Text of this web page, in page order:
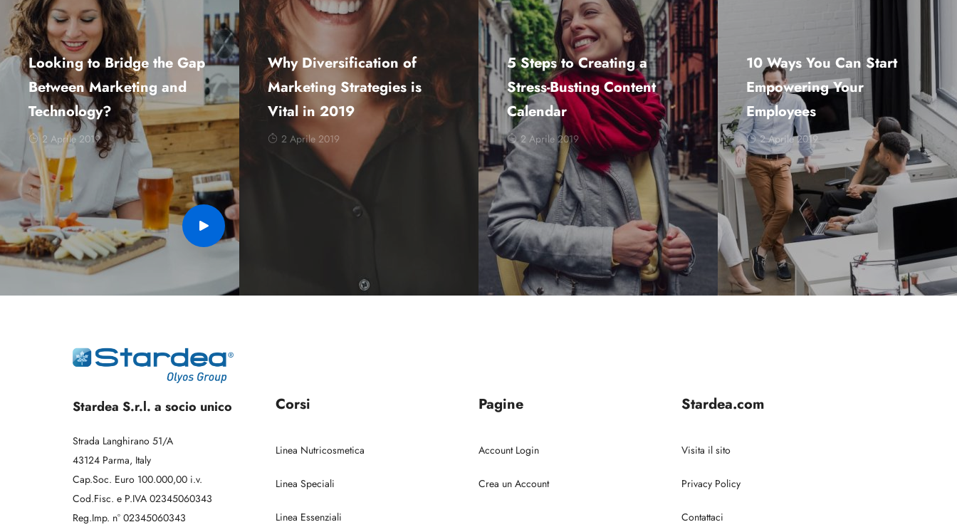
Looking to Bridge the Gap
Between Marketing and
Technology?
2 Aprile 2019
Why Diversification of
Marketing Strategies is
Vital in 2019
2 Aprile 2019
5 Steps to Creating a
Stress-Busting Content
Calendar
2 Aprile 2019
10 Ways You Can Start
Empowering Your
Employees
2 Aprile 2019
Stardea S.r.l. a socio unico
Strada Langhirano 51/A
43124 Parma, Italy
Cap.Soc. Euro 100.000,00 i.v.
Cod.Fisc. e P.IVA 02345060343
Reg.Imp. n° 02345060343
Corsi
Linea Nutricosmetica
Linea Speciali
Linea Essenziali
Pagine
Account Login
Crea un Account
Stardea.com
Visita il sito
Privacy Policy
Contattaci